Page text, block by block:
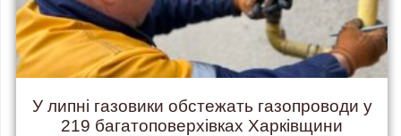
У липні газовики обстежать газопроводи у
219 багатоповерхівках Харківщини